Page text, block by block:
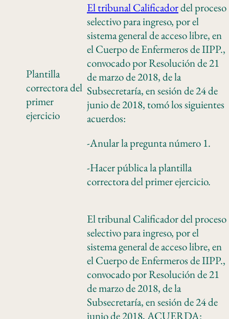
Plantilla
correctora del
primer
ejercicio
El tribunal Calificadordel proceso
selectivo para ingreso, por el
sistema general de acceso libre, en
el Cuerpo de Enfermeros de IIPP.,
convocado por Resolución de 21
de marzo de 2018, de la
Subsecretaría, en sesión de 24 de
junio de 2018, tomó los siguientes
acuerdos:
-Anular la pregunta número 1.
-Hacer pública la plantilla
correctora del primer ejercicio.
El tribunal Calificador del proceso
selectivo para ingreso, por el
sistema general de acceso libre, en
el Cuerpo de Enfermeros de IIPP.,
convocado por Resolución de 21
de marzo de 2018, de la
Subsecretaría, en sesión de 24 de
junio de 2018, ACUERDA: